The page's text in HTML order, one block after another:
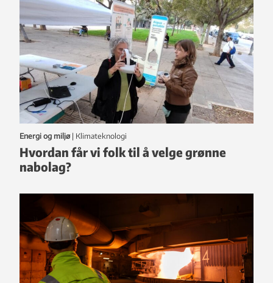
Energi og miljø | klimateknologi
Hvordan får vi folk til å velge grønne
nabolag?